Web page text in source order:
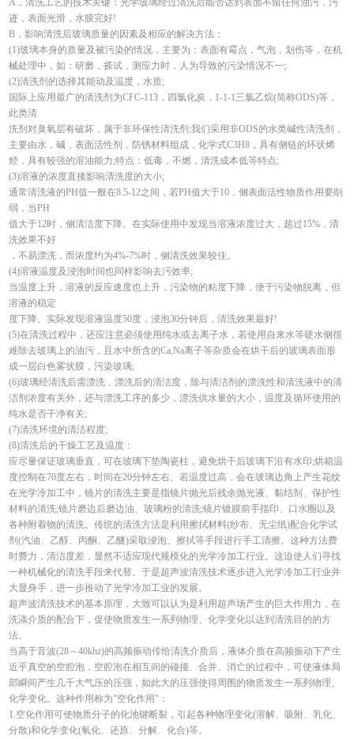
迹，表面光滑，水膜完好!
B，影响清洗后玻璃质量的因素及相应的解决方法：
(1)玻璃本身的质量及被污染的情况，主要为：表面有霉点，气泡，划伤等，在机
械处理中，如：研磨，搽试，测应力时，人为导致的污染情况不一;
(2)清洗剂的选择其能动及温度，水质;
国际上应用最广的清洗剂为CFC-113，四氯化炭，1-1-1三氯乙烷(简称ODS)等，
此类清
洗剂对臭氧层有破坏，属于非环保性清洗剂;我们采用非ODS的水类碱性清洗剂，
主要由水，碱，表面活性剂，防锈材料组成，化学式C3H8，具有侧链的环状烯
烃，具有较强的溶油能力;特点：低毒，不燃，清洗成本低等特点;
(3)溶液的浓度直接影响清洗度的大小;
通常清洗液的PH值一般在8.5-12之间，若PH值大于10，侧表面活性物质作用要削
弱，当PH
值大于12时，侧清洁度下降。在实际使用中发现当溶液浓度过大，超过15%，清
洗效果不好
，不易漂洗，而浓度约为4%-7%时，侧清洗效果较佳。
(4)溶液温度及浸泡时间也同样影响去污效率;
当温度上升，溶液的反应速度也上升，污染物的粘度下降，便于污染物脱离，但
溶液的稳定
度下降。实际发现溶液温度50度，浸泡30分钟后，清洗效果最好!
(5)在清洗过程中，还应注意必须使用纯水或去离子水，若使用自来水等硬水侧很
难除去玻璃上的油污，且水中所含的Ca,Na离子等杂质会在烘干后的玻璃表面形
成一层白色雾状膜，污染玻璃;
(6)玻璃经清洗后需漂洗，漂洗后的清洁度，除与清洁剂的漂洗性和清洗液中的清
洁剂浓度有关外，还与漂洗工序的多少，漂洗供水量的大小，温度及循环使用的
纯水是否干净有关;
(7)清洗环境的清洁程度;
(8)清洗后的干燥工艺及温度：
应尽量保证玻璃垂直，可在玻璃下垫陶瓷柱，避免烘干后玻璃下沿有水印;烘箱温
度控制在70度左右，时间在20分钟左右。若温度过高，会在玻璃边角上产生花纹
在光学冷加工中，镜片的清洗主要是指镜片抛光后残余抛光液、黏结剂、保护性
材料的清洗;镜片磨边后磨边油、玻璃粉的清洗;镜片镀膜前手指印、口水圈以及
各种附着物的清洗。传统的清洗方法是利用擦拭材料(纱布、无尘纸)配合化学试
剂(汽油、乙醇、丙酮、乙醚)采取浸泡、擦拭等手段进行手工清擦。这种方法费
时费力，清洁度差，显然不适应现代规模化的光学冷加工行业。这迫使人们寻找
一种机械化的清洗手段来代替。于是超声波清洗技术逐步进入光学冷加工行业并
大显身手，进一步推动了光学冷加工业的发展。
超声波清洗技术的基本原理，大致可以认为是利用超声场产生的巨大作用力，在
洗涤介质的配合下，促使物质发生一系列物理、化学变化以达到清洗目的的方
法。
当高于音波(28～40khz)的高频振动传给清洗介质后，液体介质在高频振动下产生
近乎真空的空腔泡，空腔泡在相互间的碰撞、合并、消亡的过程中，可使液体局
部瞬间产生几千大气压的压强，如此大的压强使得周围的物质发生一系列物理、
化学变化。这种作用称为"空化作用"：
1.空化作用可使物质分子的化池键断裂，引起各种物理变化(溶解、吸附、乳化、
分散)和化学变化(氧化、还原、分解、化合)等。